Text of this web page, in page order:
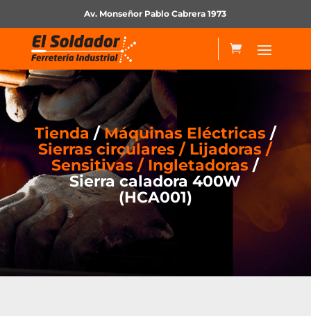
Av. Monseñor Pablo Cabrera 1973
Tienda/Máquinas Eléctricas/
Sierras circulares / Lijadoras /
Sensitivas / Ingletadoras /
Sierra caladora 400W
(HCA001)